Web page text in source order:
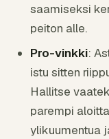
saamiseksi
peiton alle.
Pro-vinkki:
istu sitten
Hallitse
parempi
ylikuumentua